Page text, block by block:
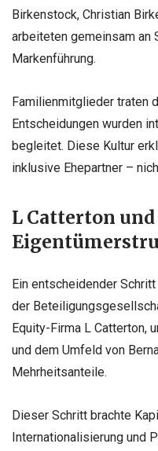
Birkenstock, Christian
arbeiteten gemeinsam an
Markenführung.
Familienmitglieder traten
Entscheidungen wurden
begleitet. Diese Kultur
inklusive Ehepartner –
L Catterton
Ein entscheidender
der
Equity-Firma L Catterton,
und dem Umfeld von
Mehrheitsanteile.
Dieser Schritt brachte
Internationalisierung und